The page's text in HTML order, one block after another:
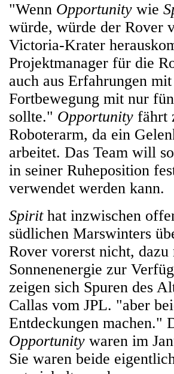
"Wenn Opportunity wie
würde, würde der Rover
Victoria-Krater
Projektmanager für die
auch aus Erfahrungen mit
Fortbewegung mit nur
sollte." Opportunity fährt
Roboterarm, da ein
arbeitet. Das Team will
in seiner Ruheposition
verwendet werden kann.
Spirithat inzwischen
südlichen Marswinters
Rover vorerst nicht, dazu
Sonnenenergie zur
zeigen sich Spuren des
Callas vom JPL. "aber
Entdeckungen machen."
Opportunity waren im
Sie waren beide